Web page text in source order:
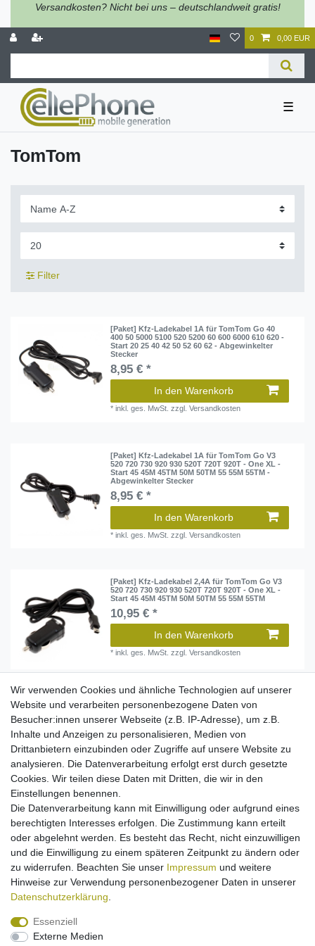
Versandkosten? Nicht bei uns – deutschlandweit gratis!
0 0,00 EUR
☰
TomTom
Filter
[Paket] Kfz-Ladekabel 1A für TomTom Go 40
400 50 5000 5100 520 5200 60 600 6000 610 620 -
Start 20 25 40 42 50 52 60 62 - Abgewinkelter
Stecker
8,95 € *
In den Warenkorb
*inkl. ges. MwSt. zzgl.Versandkosten
[Paket] Kfz-Ladekabel 1A für TomTom Go V3
520 720 730 920 930 520T 720T 920T - One XL -
Start 45 45M 45TM 50M 50TM 55 55M 55TM -
Abgewinkelter Stecker
8,95 € *
In den Warenkorb
*inkl. ges. MwSt. zzgl.Versandkosten
[Paket] Kfz-Ladekabel 2,4A für TomTom Go V3
520 720 730 920 930 520T 720T 920T - One XL -
Start 45 45M 45TM 50M 50TM 55 55M 55TM
10,95 € *
In den Warenkorb
*inkl. ges. MwSt. zzgl.Versandkosten
[Paket] Kfz-Ladekabel für TomTom Go V3 520
720 730 920 930 520T 720T 920T - One XL - Start
45 45M 45TM 50M 50TM 55 55M 55TM
8,95 € *
In den Warenkorb
inkl. ges. MwSt. zzgl. Versandkosten
Kfz-Ladekabel für Sony PSP / TomTom One 1.
Generation / Rider 1. und 2. Generation / GO
510 710 910 300 500 700
8,95 € *
In den Warenkorb
Wir verwenden Cookies und ähnliche Technologien auf unserer
Website und verarbeiten personenbezogene Daten von
Besucher:innen unserer Webseite (z.B. IP-Adresse), um z.B.
Inhalte und Anzeigen zu personalisieren, Medien von
Drittanbietern einzubinden oder Zugriffe auf unsere Website zu
analysieren. Die Datenverarbeitung erfolgt erst durch gesetzte
Cookies. Wir teilen diese Daten mit Dritten, die wir in den
Einstellungen benennen.
Die Datenverarbeitung kann mit Einwilligung oder aufgrund eines
berechtigten Interesses erfolgen. Die Zustimmung kann erteilt
oder abgelehnt werden. Es besteht das Recht, nicht einzuwilligen
und die Einwilligung zu einem späteren Zeitpunkt zu ändern oder
zu widerrufen. Beachten Sie unser Impressum und weitere
Hinweise zur Verwendung personenbezogener Daten in unserer
Daten­schutz­erklärung
Essenziell
Externe Medien